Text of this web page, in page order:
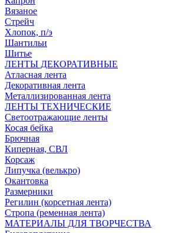
Вязаное
Стрейч
Хлопок, п/э
Шантильи
Шитье
ЛЕНТЫ ДЕКОРАТИВНЫЕ
Атласная лента
Декоративная лента
Металлизированная лента
ЛЕНТЫ ТЕХНИЧЕСКИЕ
Светоотражающие ленты
Косая бейка
Брючная
Киперная, СВЛ
Корсаж
Липучка (велькро)
Окантовка
Размерники
Регилин (корсетная лента)
Стропа (ременная лента)
МАТЕРИАЛЫ ДЛЯ ТВОРЧЕСТВА